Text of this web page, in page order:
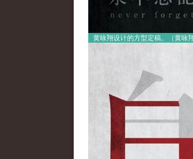
黄咏翔设计的方型定稿。（黄咏